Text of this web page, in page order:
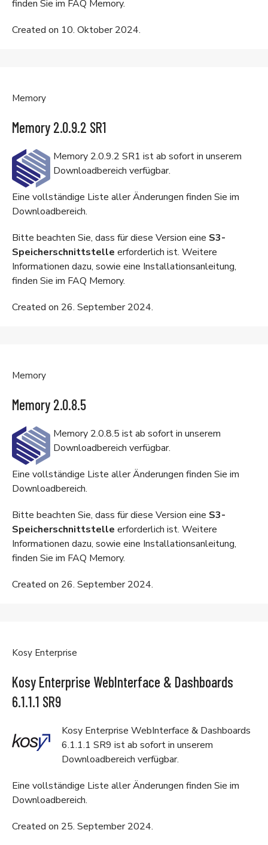
finden Sie im FAQ Memory.
Created on 10. Oktober 2024.
Memory
Memory 2.0.9.2 SR1
Memory 2.0.9.2 SR1 ist ab sofort in unserem
Downloadbereich verfügbar.
Eine vollständige Liste aller Änderungen finden Sie im
Downloadbereich.
Bitte beachten Sie, dass für diese Version eine S3-
Speicherschnittstelle erforderlich ist. Weitere
Informationen dazu, sowie eine Installationsanleitung,
finden Sie im FAQ Memory.
Created on 26. September 2024.
Memory
Memory 2.0.8.5
Memory 2.0.8.5 ist ab sofort in unserem
Downloadbereich verfügbar.
Eine vollständige Liste aller Änderungen finden Sie im
Downloadbereich.
Bitte beachten Sie, dass für diese Version eine S3-
Speicherschnittstelle erforderlich ist. Weitere
Informationen dazu, sowie eine Installationsanleitung,
finden Sie im FAQ Memory.
Created on 26. September 2024.
Kosy Enterprise
Kosy Enterprise WebInterface & Dashboards
6.1.1.1 SR9
Kosy Enterprise WebInterface & Dashboards
6.1.1.1 SR9 ist ab sofort in unserem
Downloadbereich verfügbar.
Eine vollständige Liste aller Änderungen finden Sie im
Downloadbereich.
Created on 25. September 2024.